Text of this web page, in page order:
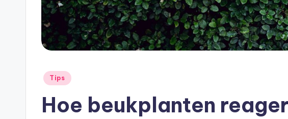
Tips
Hoe beukplanten